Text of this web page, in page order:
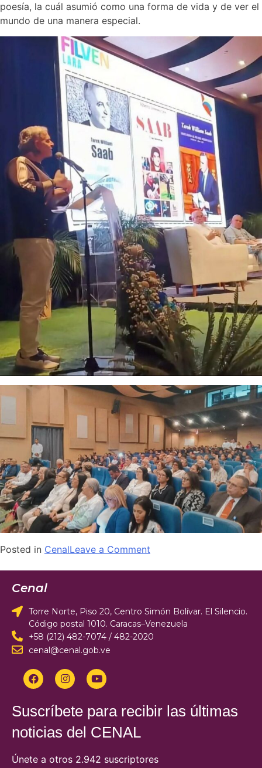
poesía, la cuál asumió como una forma de vida y de ver el
mundo de una manera especial.
Posted in CenalLeave a Comment
Cenal
Torre Norte, Piso 20, Centro Simón Bolívar. El Silencio.
Código postal 1010. Caracas–Venezuela
+58 (212) 482-7074 / 482-2020
cenal@cenal.gob.ve
Suscríbete para recibir las últimas
noticias del CENAL
Únete a otros 2.942 suscriptores